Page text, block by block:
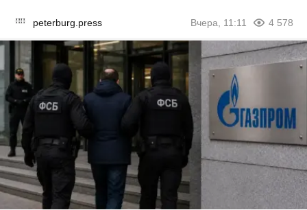
peterburg.press Вчера, 11:11 4 578